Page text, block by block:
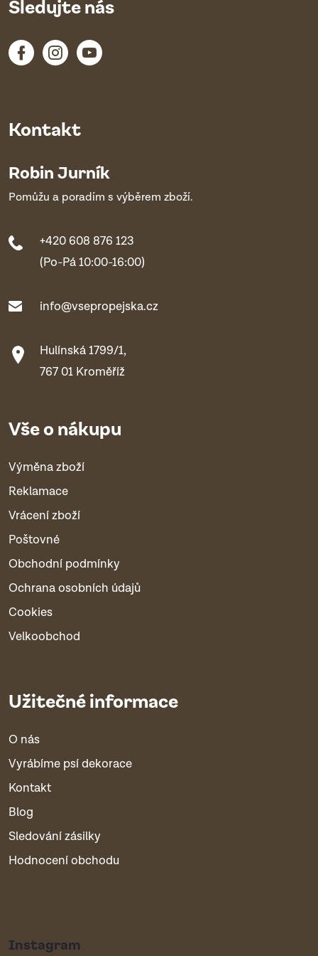
Kontakt
Robin Jurník
Pomůžu a poradím s výběrem zboží.
+420 608 876 123
(Po-Pá 10:00-16:00)
info@vsepropejska.cz
Hulínská 1799/1,
767 01 Kroměříž
Vše o nákupu
Výměna zboží
Reklamace
Vrácení zboží
Poštovné
Obchodní podmínky
Ochrana osobních údajů
Cookies
Velkoobchod
Užitečné informace
O nás
Vyrábíme psí dekorace
Kontakt
Blog
Sledování zásilky
Hodnocení obchodu
Sledujte nás
Instagram